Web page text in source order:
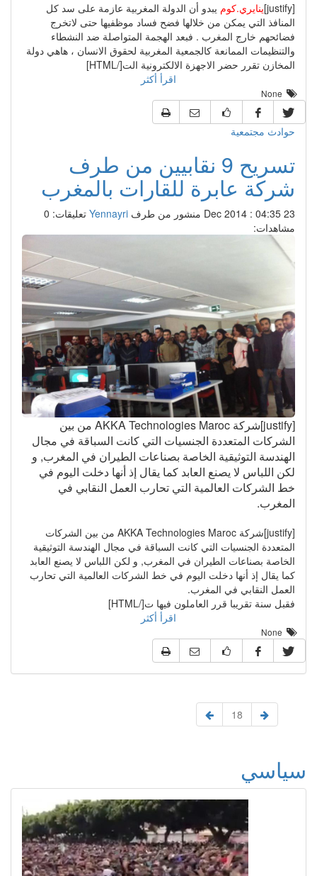
ينايري.كوميبدو أن الدولة المغربية عازمة على سد كل
المنافذ التي يمكن من خلالها فضح فساد موظفيها حتى لاتخرج
فضائحهم خارج المغرب . فبعد الهجمة المتواصلة ضد النشطاء
والتنظيمات الممانعة كالجمعية المغربية لحقوق الانسان ، هاهي دولة
المخازن تقرر حضر الاجهزة الالكترونية الت[/HTML]
اقرأ أكثر
None
حوادث مجتمعية
تسريح 9 نقابيين من طرف
شركة عابرة للقارات بالمغرب
منشور من طرفYennayri تعليقات: 0
مشاهدات:
[justify]شركة AKKA Technologies Maroc من بين
الشركات المتعددة الجنسيات التي كانت السباقة في مجال
الهندسة التوثيقية الخاصة بصناعات الطيران في المغرب, و
لكن اللباس لا يصنع العابد كما يقال إذ أنها دخلت اليوم في
خط الشركات العالمية التي تحارب العمل النقابي في
المغرب.
[justify]شركة AKKA Technologies Maroc من بين الشركات
المتعددة الجنسيات التي كانت السباقة في مجال الهندسة التوثيقية
الخاصة بصناعات الطيران في المغرب, و لكن اللباس لا يصنع العابد
كما يقال إذ أنها دخلت اليوم في خط الشركات العالمية التي تحارب
العمل النقابي في المغرب.
فقبل سنة تقريبا قرر العاملون فيها ت[/HTML]
اقرأ أكثر
None
سياسي